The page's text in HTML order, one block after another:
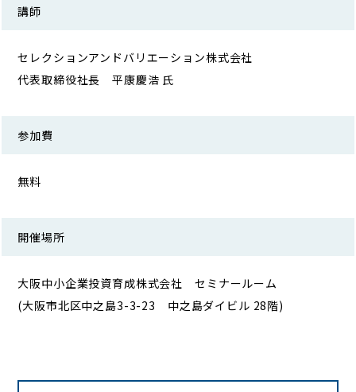
講師
セレクションアンドバリエーション株式会社
代表取締役社長 平康慶浩 氏
参加費
無料
開催場所
大阪中小企業投資育成株式会社 セミナールーム
(大阪市北区中之島3-3-23 中之島ダイビル 28階)